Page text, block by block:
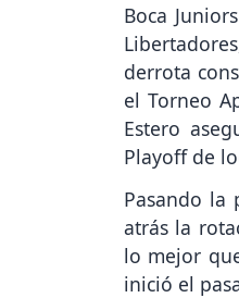
Boca
derrota
el Torneo
Estero
Playoff de
Pasando la
atrás la
lo mejor
inició el